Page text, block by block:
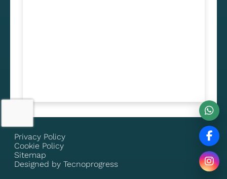
Privacy Policy
Cookie Policy
Sitemap
Designed by Tecnoprogress